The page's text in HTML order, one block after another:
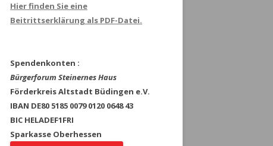
Hier finden Sie eine
Beitrittserklärung als PDF-Datei.
Spendenkonten :
Bürgerforum Steinernes Haus
Förderkreis Altstadt Büdingen e.V.
IBAN DE80 5185 0079 0120 0648 43
BIC HELADEF1FRI
Sparkasse Oberhessen